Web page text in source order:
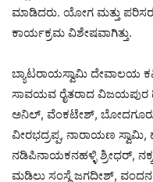
ಮಾಡಿದರು. ಯೋಗ ಮತ್ತು
ಕಾರ್ಯಕ್ರಮ ವಿಶೇಷವಾಗಿತ್ತು.
ಬ್ಯಾಟರಾಯಸ್ವಾಮಿ ದೇವಾಲಯ
ಸಾವಯವ ರೈತರಾದ
ಅನಿಲ್, ವೆಂಕಟೇಶ್, ಬೋದಗೂರು
ವೀರಭದ್ರಪ್ಪ, ನಾರಾಯಣ ಸ್ವಾಮಿ,
ನಡಿಪಿನಾಯಕನಹಳ್ಳಿ ಶ್ರೀಧರ್,
ಮಡಿಲು ಸಂಸ್ಥೆ ಜಗದೀಶ್, ವಂದನ